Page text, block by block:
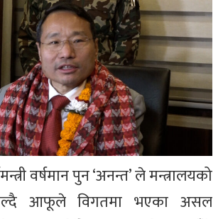
वर्षमान पुन ‘अनन्त’ ले मन्त्रालयको
आफूले विगतमा भएका असल